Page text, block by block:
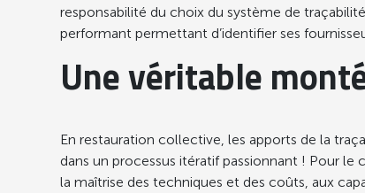
responsabilité du choix du système de
performant permettant d’identifier ses
Une véritable
En restauration collective, les apports de la
dans un processus itératif passionnant ! Pour
la maîtrise des techniques et des coûts, aux